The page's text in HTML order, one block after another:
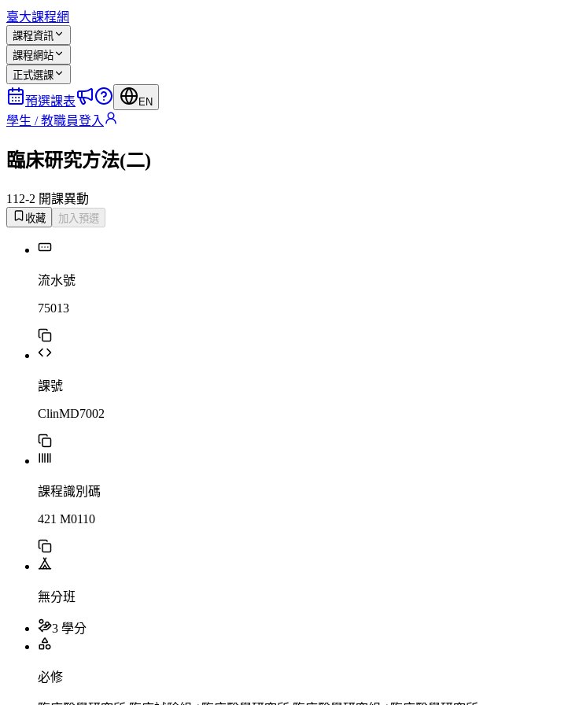
臺大課程網
課程資訊
課程網站
正式選課
預選課表 EN
學生 / 教職員登入
臨床研究方法(二)
112-2 開課異動
收藏 加入預選
流水號
75013
課號
ClinMD7002
課程識別碼
421 M0110
無分班
3 學分
必修